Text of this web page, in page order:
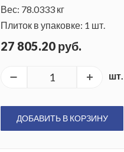
Вес: 78.0333 кг
Плиток в упаковке: 1 шт.
27 805.20 руб.
шт.
ДОБАВИТЬ В КОРЗИНУ